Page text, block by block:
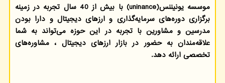
موسسه یونیننس(uninance) با بیش از 40 سال تجربه در زمینه
برگزاری دوره‌های سرمایه‌گذاری و ارزهای دیجیتال و دارا بودن
مدرسین و مشاورین با تجربه در این حوزه می‌تواند به شما
علاقه‌مندان به حضور در بازار ارزهای دیجیتال ، مشاوره‌های
تخصصی ارائه دهد.